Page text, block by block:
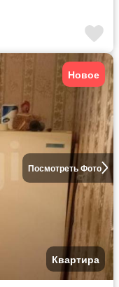
Посмотреть Фото
Новое
Квартира